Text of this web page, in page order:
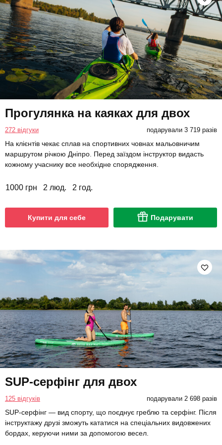
Прогулянка на каяках для двох
272 відгуки подарували 3 719 разів
На клієнтів чекає сплав на спортивних човнах мальовничим
маршрутом річкою Дніпро. Перед заїздом інструктор видасть
кожному учаснику все необхідне спорядження.
1000 грн 2 люд. 2 год.
Купити для себе Подарувати
SUP-серфінг для двох
125 відгуків подарували 2 698 разів
SUP-серфінг — вид спорту, що поєднує греблю та серфінг. Після
інструктажу друзі зможуть кататися на спеціальних видовжених
бордах, керуючи ними за допомогою весел.